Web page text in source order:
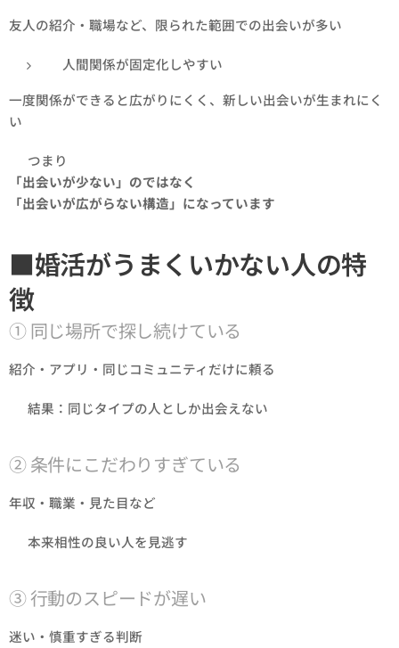
友人の紹介・職場など、限られた範囲での出会いが多い
人間関係が固定化しやすい
一度関係ができると広がりにくく、新しい出会いが生まれにく
い
👉 つまり
「出会いが少ない」のではなく
「出会いが広がらない構造」になっています
■婚活がうまくいかない人の特
徴
① 同じ場所で探し続けている
紹介・アプリ・同じコミュニティだけに頼る
👉 結果：同じタイプの人としか出会えない
② 条件にこだわりすぎている
年収・職業・見た目など
👉 本来相性の良い人を見逃す
③ 行動のスピードが遅い
迷い・慎重すぎる判断